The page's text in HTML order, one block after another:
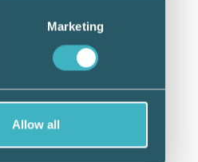
Marketing
Allow all